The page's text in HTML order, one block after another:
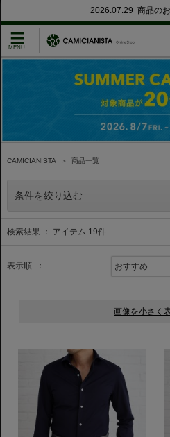
2026.07.29 商品の
CAMICIANISTA ＞ 商品一覧
条件を絞り込む
検索結果 ： アイテム 19件
表示順 ：